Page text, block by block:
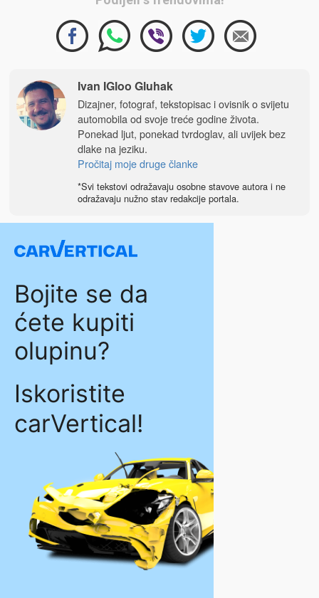
Ivan IGloo Gluhak
Dizajner, fotograf, tekstopisac i ovisnik o svijetu
automobila od svoje treće godine života.
Ponekad ljut, ponekad tvrdoglav, ali uvijek bez
dlake na jeziku.
Pročitaj moje druge članke
*Svi tekstovi odražavaju osobne stavove autora i ne
odražavaju nužno stav redakcije portala.